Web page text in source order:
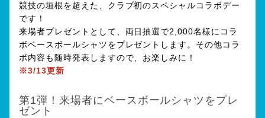
競技の垣根を超えた、クラブ初のスペシャルコラボデー
です！
来場者プレゼントとして、両日抽選で2,000名様にコラ
ボベースボールシャツをプレゼントします。その他コラ
ボ内容も随時発表しますので、お楽しみに！
※3/13更新
第1弾！来場者にベースボールシャツをプレ
ゼント